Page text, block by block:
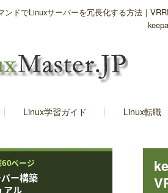
ンドでLinuxサーバーを冗長化する方法｜
Linux学習ガイド Linux転職